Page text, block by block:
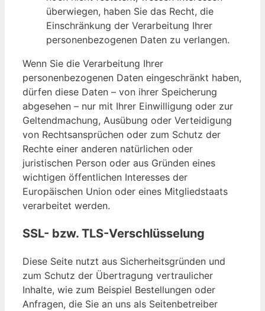
überwiegen, haben Sie das Recht, die
Einschränkung der Verarbeitung Ihrer
personenbezogenen Daten zu verlangen.
Wenn Sie die Verarbeitung Ihrer
personenbezogenen Daten eingeschränkt haben,
dürfen diese Daten – von ihrer Speicherung
abgesehen – nur mit Ihrer Einwilligung oder zur
Geltendmachung, Ausübung oder Verteidigung
von Rechtsansprüchen oder zum Schutz der
Rechte einer anderen natürlichen oder
juristischen Person oder aus Gründen eines
wichtigen öffentlichen Interesses der
Europäischen Union oder eines Mitgliedstaats
verarbeitet werden.
SSL- bzw. TLS-Verschlüsselung
Diese Seite nutzt aus Sicherheitsgründen und
zum Schutz der Übertragung vertraulicher
Inhalte, wie zum Beispiel Bestellungen oder
Anfragen, die Sie an uns als Seitenbetreiber